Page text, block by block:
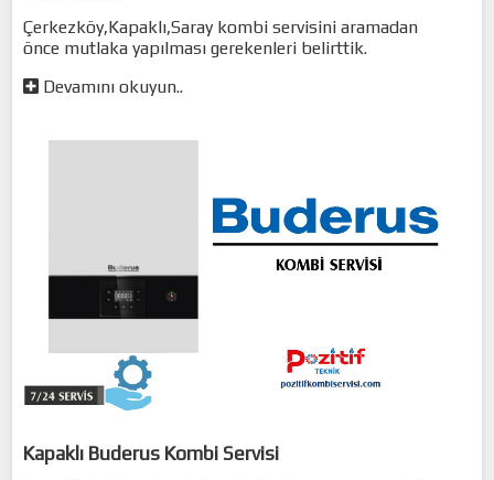
Çerkezköy,Kapaklı,Saray kombi servisini aramadan
önce mutlaka yapılması gerekenleri belirttik.
Devamını okuyun..
Kapaklı Buderus Kombi Servisi